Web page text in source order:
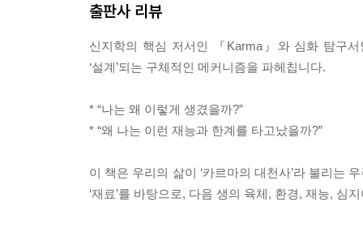
5. 자신의 운명을 만드는 인간
2) 운명을 바꾸는 최초의 동력
3) 운명을 바꾸는 지식
1) 카르마의 동력: 의지, 생각, 행동
2) 카르마의 구조, 의식과 물질의 삼중성
1) 행동의 뿌리, 생각
2) 생각이라는 건축가
출판사 리뷰
신지학의 핵심 저서인 『Karma』와 심화 탐구
‘설계’되는 구체적인 메커니즘을 파헤칩니다.
* “나는 왜 이렇게 생겼을까?”
* “왜 나는 이런 재능과 한계를 타고났을까?”
이 책은 우리의 삶이 ‘카르마의 대천사’라 불리는
‘재료’를 바탕으로, 다음 생의 육체, 환경, 재능, 심